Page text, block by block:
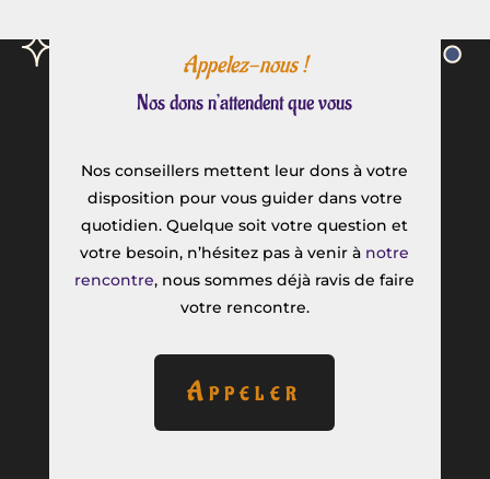
Appelez-nous !
Nos dons n’attendent que vous
Nos conseillers mettent leur dons à votre
disposition pour vous guider dans votre
quotidien. Quelque soit votre question et
votre besoin, n’hésitez pas à venir à notre
rencontre, nous sommes déjà ravis de faire
votre rencontre.
Appeler